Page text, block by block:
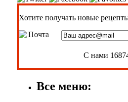
Хотите получать новые
С нами
Все меню: